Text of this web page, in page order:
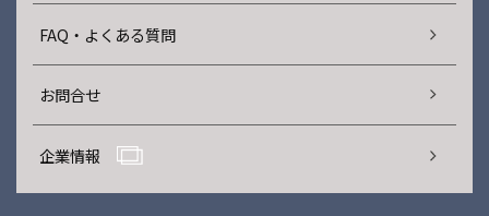
FAQ・よくある質問
お問合せ
企業情報